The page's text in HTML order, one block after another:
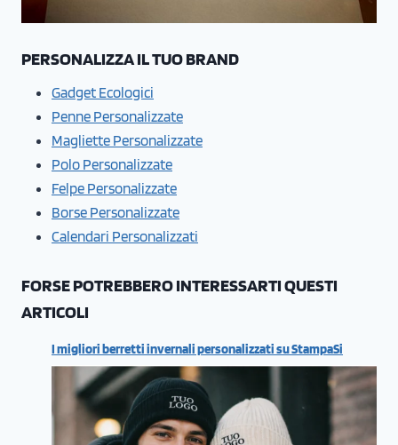
PERSONALIZZA IL TUO BRAND
Gadget Ecologici
Penne Personalizzate
Magliette Personalizzate
Polo Personalizzate
Felpe Personalizzate
Borse Personalizzate
Calendari Personalizzati
FORSE POTREBBERO INTERESSARTI QUESTI
ARTICOLI
I migliori berretti invernali personalizzati su StampaSi